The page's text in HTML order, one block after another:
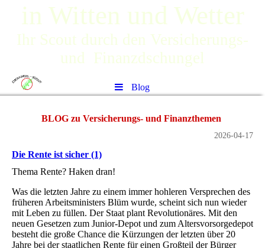
in Witten und Wetter
Ihr Scout durch den Versicherungs-
und Finanzdschungel
Blog
BLOG zu Versicherungs- und Finanzthemen
2026-04-17
Die Rente ist sicher (1)
Thema Rente? Haken dran!
Was die letzten Jahre zu einem immer hohleren Versprechen des
früheren Arbeitsministers Blüm wurde, scheint sich nun wieder
mit Leben zu füllen. Der Staat plant Revolutionäres. Mit den
neuen Gesetzen zum Junior-Depot und zum Altersvorsorgedepot
besteht die große Chance die Kürzungen der letzten über 20
Jahre bei der staatlichen Rente für einen Großteil der Bürger